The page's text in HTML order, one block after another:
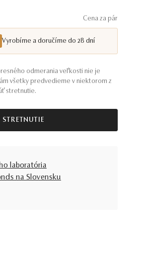
Cena za pár
Vyrobíme a doručíme do 28 dní
odmerania veľkosti nie je
všetky predvedieme v niektorom z
stretnutie.
laboratória
na Slovensku